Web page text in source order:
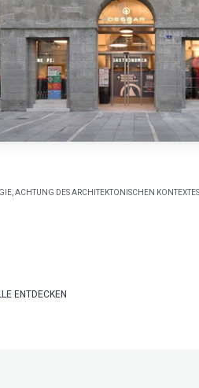
ACHTUNG DES ARCHITEKTONISCHEN
ENTDECKEN